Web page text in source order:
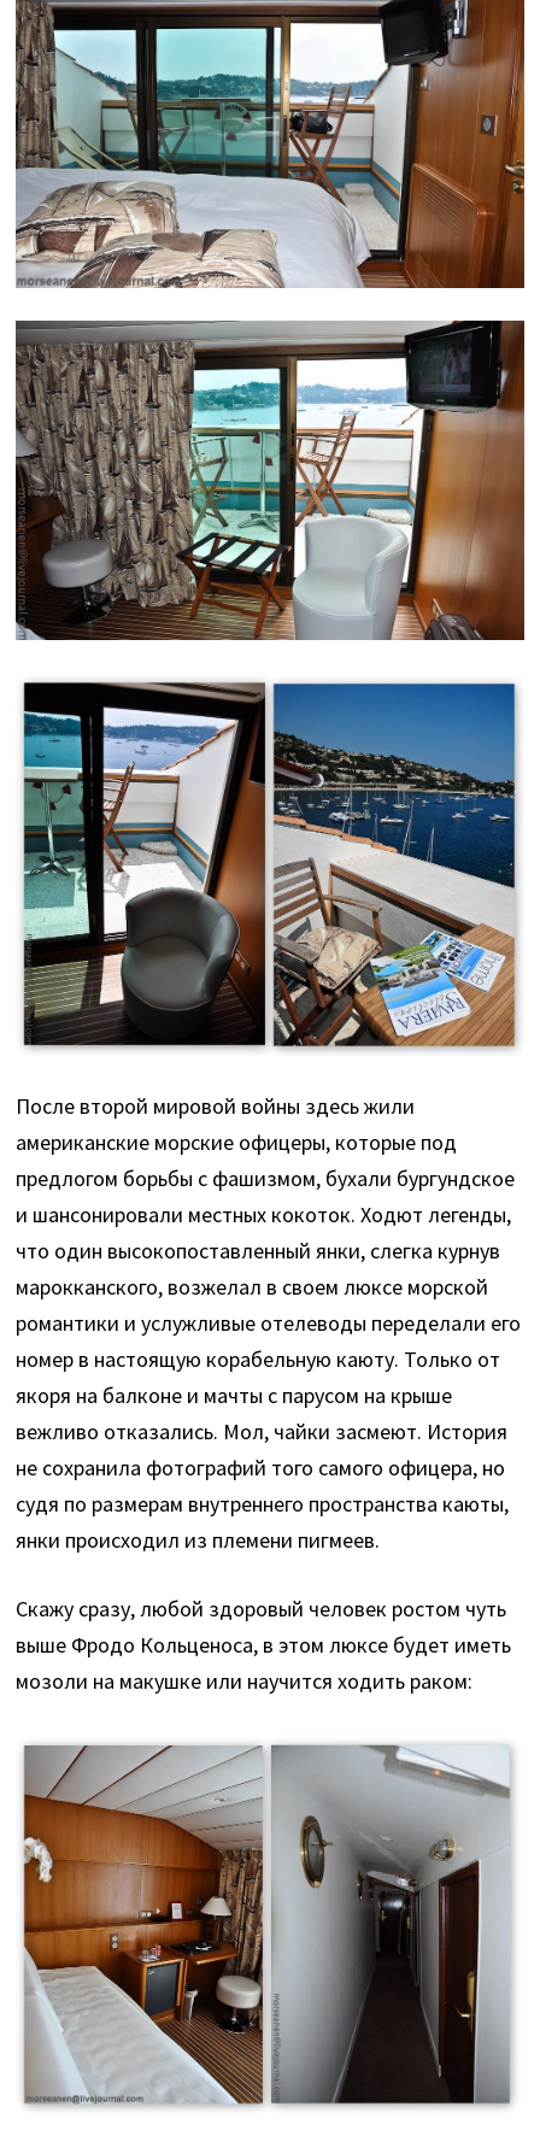
После второй мировой войны здесь жили
американские морские офицеры, которые под
предлогом борьбы с фашизмом, бухали бургундское
и шансонировали местных кокоток. Ходют легенды,
что один высокопоставленный янки, слегка курнув
марокканского, возжелал в своем люксе морской
романтики и услужливые отелеводы переделали его
номер в настоящую корабельную каюту. Только от
якоря на балконе и мачты с парусом на крыше
вежливо отказались. Мол, чайки засмеют. История
не сохранила фотографий того самого офицера, но
судя по размерам внутреннего пространства каюты,
янки происходил из племени пигмеев.
Скажу сразу, любой здоровый человек ростом чуть
выше Фродо Кольценоса, в этом люксе будет иметь
мозоли на макушке или научится ходить раком: